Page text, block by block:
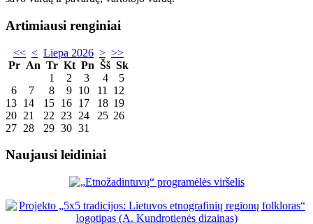
Artimiausi renginiai
<< < Liepa 2026 > >>
Pr An Tr Kt Pn Šš Sk
1
2 3 4
5
6
7 8 9 10 11
12
13 14 15 16 17 18 19
20 21 22 23 24 25 26
27 28 29 30 31
Naujausi leidiniai